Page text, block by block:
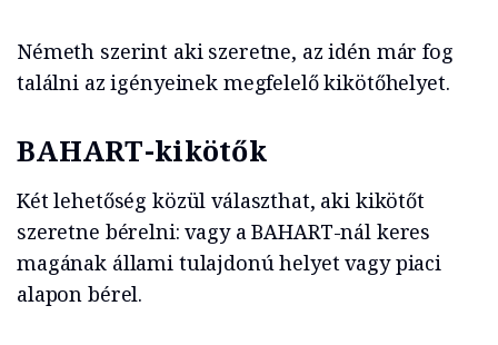
Németh szerint aki szeretne, az idén már fog
találni az igényeinek megfelelő kikötőhelyet.
BAHART-kikötők
Két lehetőség közül választhat, aki kikötőt
szeretne bérelni: vagy a BAHART-nál keres
magának állami tulajdonú helyet vagy piaci
alapon bérel.